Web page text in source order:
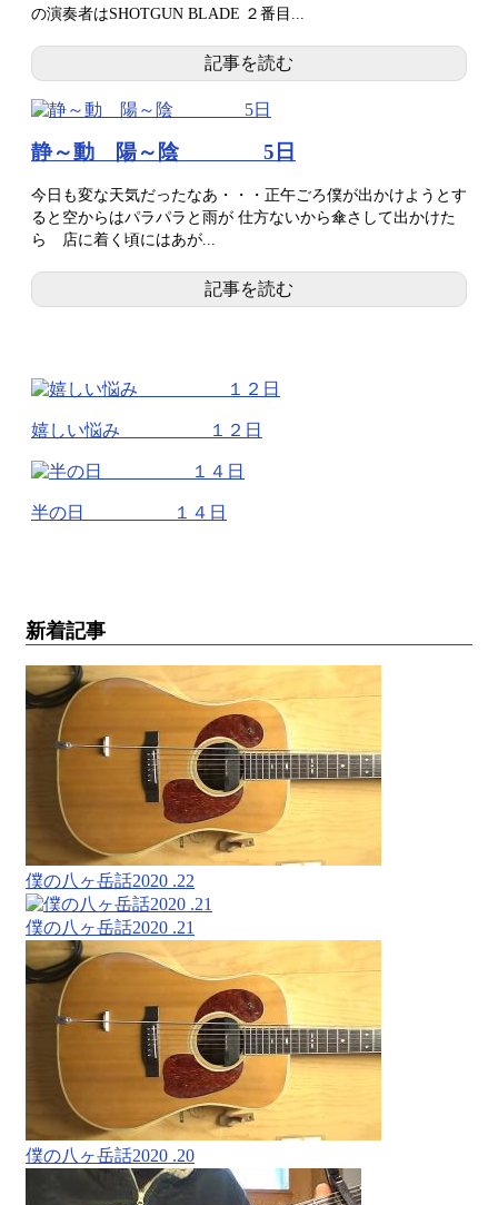
の演奏者はSHOTGUN BLADE ２番目...
記事を読む
静～動 陽～陰 5日
今日も変な天気だったなあ・・・正午ごろ僕が出かけようとす
ると空からはパラパラと雨が 仕方ないから傘さして出かけた
ら 店に着く頃にはあが...
記事を読む
嬉しい悩み １２日
半の日 １４日
新着記事
僕の八ヶ岳話2020 .22
僕の八ヶ岳話2020 .21
僕の八ヶ岳話2020 .20